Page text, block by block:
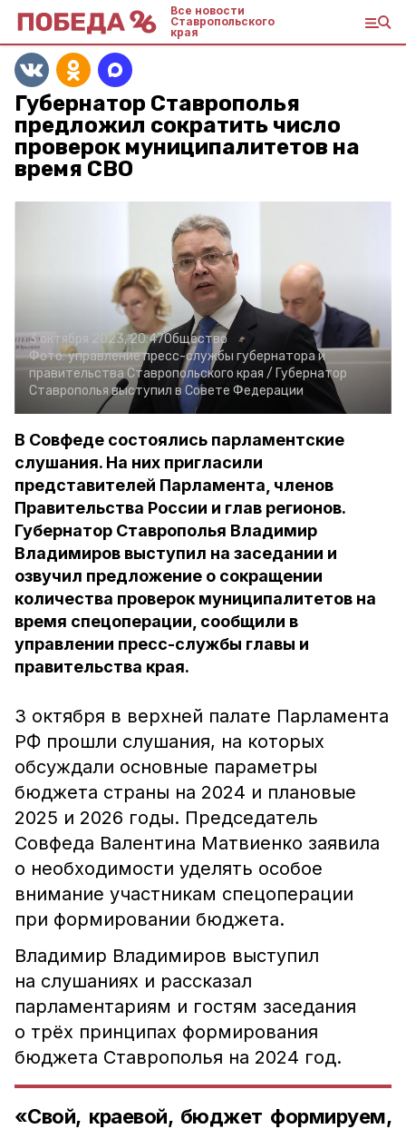
Все новости
Ставропольского
края
Губернатор Ставрополья
предложил сократить число
проверок муниципалитетов на
время СВО
3 октября 2023, 20:47Общество
Фото:управление пресс-службы губернатора и
правительства Ставропольского края / Губернатор
Ставрополья выступил в Совете Федерации
В Совфеде состоялись парламентские
слушания. На них пригласили
представителей Парламента, членов
Правительства России и глав регионов.
Губернатор Ставрополья Владимир
Владимиров выступил на заседании и
озвучил предложение о сокращении
количества проверок муниципалитетов на
время спецоперации, сообщили в
управлении пресс-службы главы и
правительства края.
3 октября в верхней палате Парламента
РФ прошли слушания, на которых
обсуждали основные параметры
бюджета страны на 2024 и плановые
2025 и 2026 годы. Председатель
Совфеда Валентина Матвиенко заявила
о необходимости уделять особое
внимание участникам спецоперации
при формировании бюджета.
Владимир Владимиров выступил
на слушаниях и рассказал
парламентариям и гостям заседания
о трёх принципах формирования
бюджета Ставрополья на 2024 год.
«Свой, краевой, бюджет формируем,